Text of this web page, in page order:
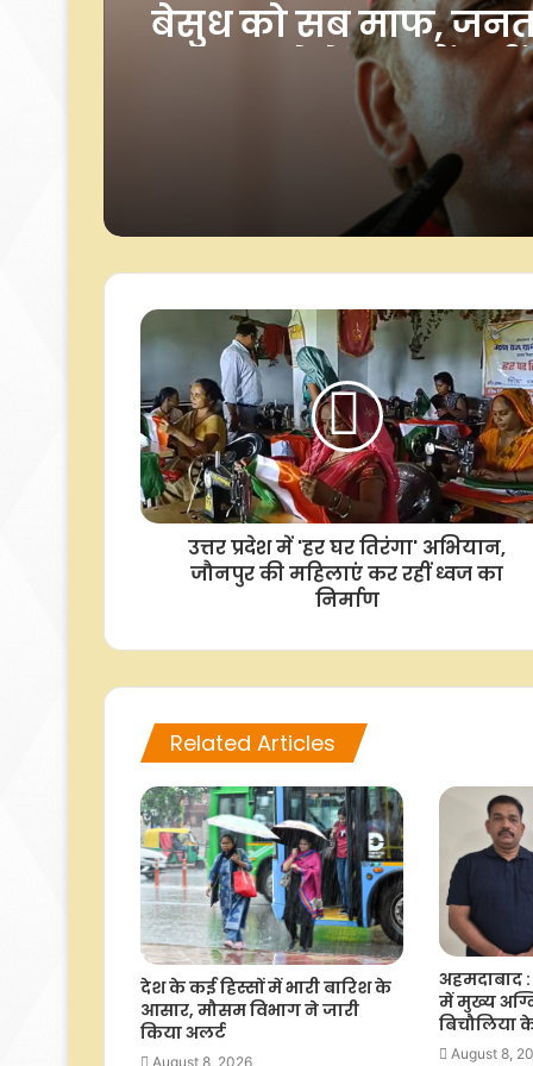
अखिलेश यादव का तंज,
बेसुध को सब माफ, जनता
क्षमा करने के मूड में नहीं
के सात जिलों में ऑरेंज
उत्तर प्रदेश में 'हर घर तिरंगा' अभियान,
जौनपुर की महिलाएं कर रहीं ध्वज का
निर्माण
Related Articles
देश के कई हिस्सों में भारी बारिश के
आसार, मौसम विभाग ने जारी
किया अलर्ट
August 8, 2026
अहमदाबाद
में मुख्य
बिचौलिया
August 8,